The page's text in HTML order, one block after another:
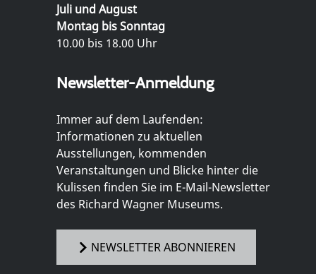
Juli und August
Montag bis Sonntag
10.00 bis 18.00 Uhr
Newsletter-Anmeldung
Immer auf dem Laufenden:
Informationen zu aktuellen
Ausstellungen, kommenden
Veranstaltungen und Blicke hinter die
Kulissen finden Sie im E-Mail-Newsletter
des Richard Wagner Museums.
NEWSLETTER ABONNIEREN